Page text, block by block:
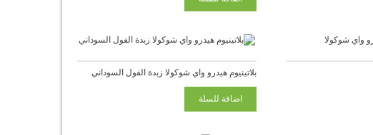
بلاتينيوم هيدرو واي شوكولا زبدة الفول السوداني